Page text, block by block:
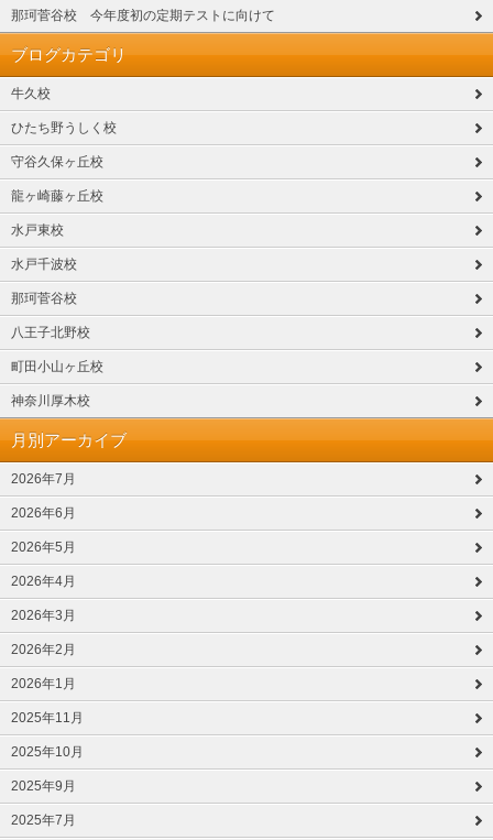
那珂菅谷校 今年度初の定期テストに向けて
ブログカテゴリ
牛久校
ひたち野うしく校
守谷久保ヶ丘校
龍ヶ崎藤ヶ丘校
水戸東校
水戸千波校
那珂菅谷校
八王子北野校
町田小山ヶ丘校
神奈川厚木校
月別アーカイブ
2026年7月
2026年6月
2026年5月
2026年4月
2026年3月
2026年2月
2026年1月
2025年11月
2025年10月
2025年9月
2025年7月